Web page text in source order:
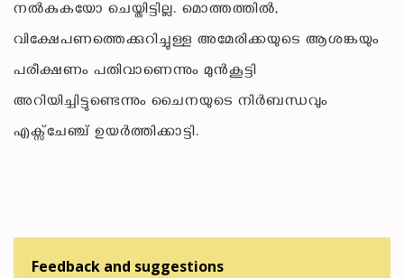
നൽകുകയോ ചെയ്തിട്ടില്ല. മൊത്തത്തിൽ,
വിക്ഷേപണത്തെക്കുറിച്ചുള്ള അമേരിക്കയുടെ ആശങ്കയും
പരീക്ഷണം പതിവാണെന്നും മുൻകൂട്ടി
അറിയിച്ചിട്ടുണ്ടെന്നും ചൈനയുടെ നിർബന്ധവും
എക്സ്ചേഞ്ച് ഉയർത്തിക്കാട്ടി.
Feedback and suggestions